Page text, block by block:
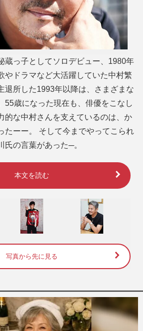
蔵っ子としてソロデビュー、1980年
やドラマなど大活躍していた中村繁
退所した1993年以降は、さまざまな
55歳になった現在も、俳優をこなし
的な中村さんを支えているのは、か
たーー。 そして今までやってこられ
氏の言葉があった─。
本文を読む
写真から先に見る